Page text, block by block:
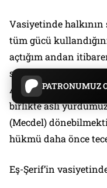
PATRONUMUZ
Vasiyetinde
tüm gücü
açtığım andan
sokaklarında ve
Allah’ın ömrümü
birlikte asli
(Mecdel)
hükmü daha önce
Eş-Şerif’in